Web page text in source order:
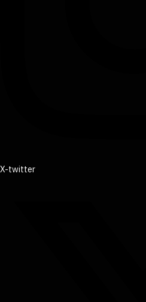
X-twitter